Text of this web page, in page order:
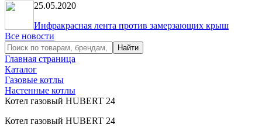
25.05.2020
Инфракрасная лента против замерзающих крыш
Все новости
Главная страница
Каталог
Газовые котлы
Настенные котлы
Котел газовый HUBERT 24
Котел газовый HUBERT 24